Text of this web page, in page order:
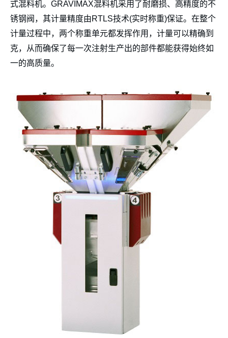
式混料机。GRAVIMAX混料机采用了耐磨损、高精度的不
锈钢阀，其计量精度由RTLS技术(实时称重)保证。在整个
计量过程中，两个称重单元都发挥作用，计量可以精确到
克，从而确保了每一次注射生产出的部件都能获得始终如
一的高质量。